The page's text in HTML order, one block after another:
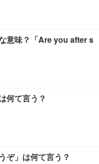
意味？「Are you after s
何て言う？
ぞ」は何て言う？